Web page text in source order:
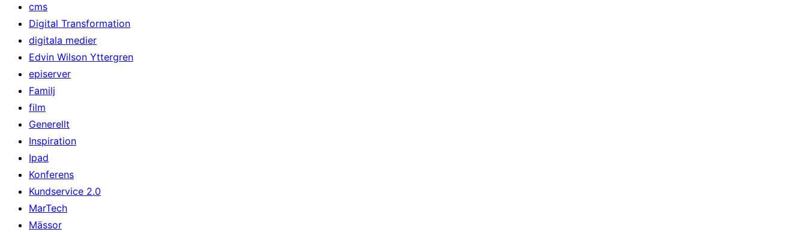
cms
Digital Transformation
digitala medier
Edvin Wilson Yttergren
episerver
Familj
film
Generellt
Inspiration
Ipad
Konferens
Kundservice 2.0
MarTech
Mässor